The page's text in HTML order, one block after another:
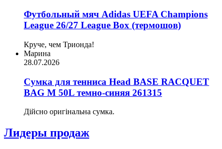
Футбольный мяч Adidas UEFA Champions
League 26/27 League Box (термошов)
Круче, чем Трионда!
Марина
28.07.2026
Сумка для тенниса Head BASE RACQUET
BAG M 50L темно-синяя 261315
Дійсно оригінальна сумка.
Лидеры продаж